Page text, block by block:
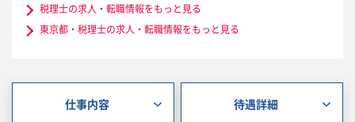
税理士の求人・転職情報をもっと見る
東京都・税理士の求人・転職情報をもっと見る
仕事内容 待遇詳細